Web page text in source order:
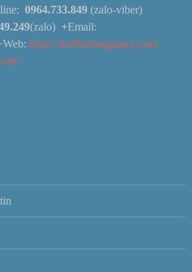
0964.733.849 (zalo-viber)
(zalo) +Email:
https://noithatlonggiauy.com/